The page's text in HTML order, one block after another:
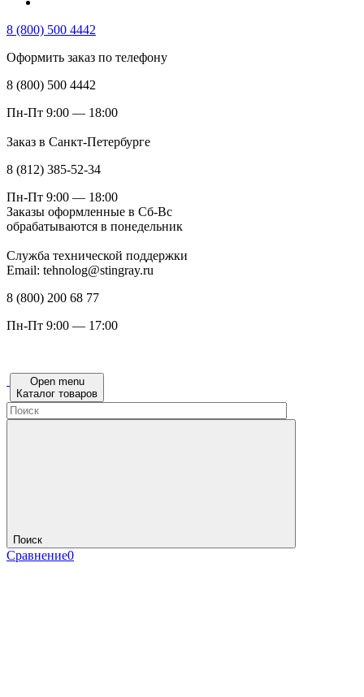
8 (800) 500 4442
Оформить заказ по телефону
8 (800) 500 4442
Пн-Пт 9:00 — 18:00
Заказ в Санкт-Петербурге
8 (812) 385-52-34
Пн-Пт 9:00 — 18:00
Заказы оформленные в Сб-Вс
обрабатываются в понедельник
Служба технической поддержки
Email: tehnolog@stingray.ru
8 (800) 200 68 77
Пн-Пт 9:00 — 17:00
Open menu
Каталог товаров
Поиск
Сравнение0